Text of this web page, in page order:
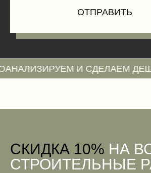
И СДЕЛАЕМ ДЕШЕВЛЕ!
CКИДКА 10% НА
СТРОИТЕЛЬНЫЕ